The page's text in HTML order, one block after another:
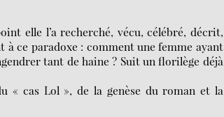
elle l’a recherché, vécu, célébré, décrit,
ce paradoxe : comment une femme ayant
tant de haine ? Suit un florilège déjà
« cas Lol », de la genèse du roman et la